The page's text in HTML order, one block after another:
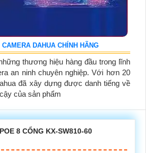
DAHUA CHÍNH HÃNG
thương hiệu hàng đầu trong lĩnh
an ninh chuyên nghiệp. Với hơn 20
đã xây dựng được danh tiếng về
của sản phẩm
8 CỔNG KX-SW810-60